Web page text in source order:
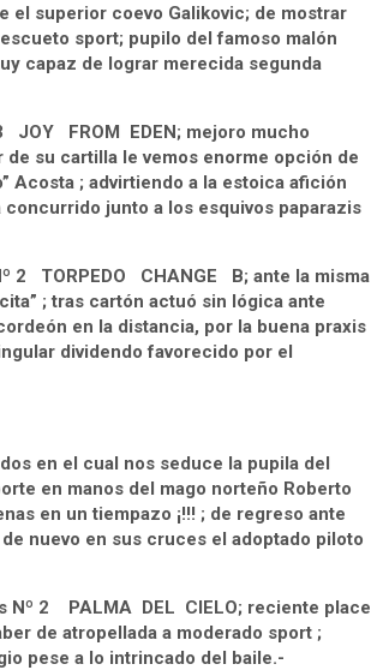
el superior coevo Galikovic; de mostrar
sport; pupilo del famoso malón
capaz de lograr merecida segunda
JOY FROM EDEN; mejoro mucho
de su cartilla le vemos enorme opción de
Acosta ; advirtiendo a la estoica afición
junto a los esquivos paparazis
2 TORPEDO CHANGE B; ante la misma
; tras cartón actuó sin lógica ante
en la distancia, por la buena praxis
dividendo favorecido por el
en el cual nos seduce la pupila del
en manos del mago norteño Roberto
en un tiempazo ¡!!! ; de regreso ante
nuevo en sus cruces el adoptado piloto
Nº 2 PALMA DEL CIELO; reciente place
de atropellada a moderado sport ;
pese a lo intrincado del baile.-